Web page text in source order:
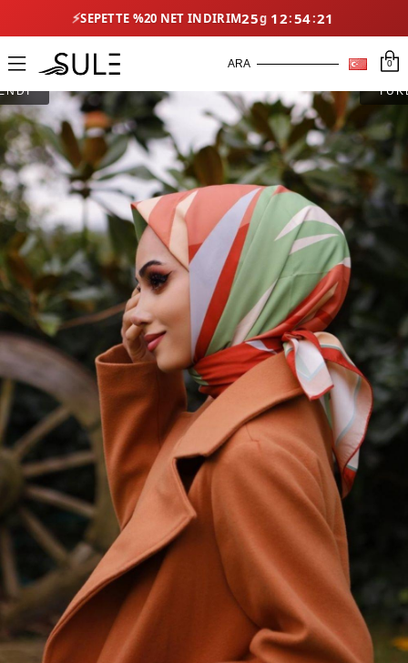
⚡SEPETTE %20 NET İNDIRIM25 12 54 21
0